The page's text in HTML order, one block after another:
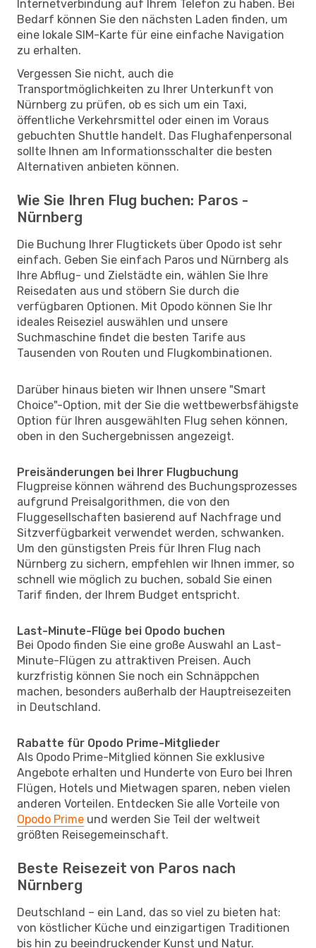
Internetverbindung auf Ihrem Telefon zu haben. Bei
Bedarf können Sie den nächsten Laden finden, um
eine lokale SIM-Karte für eine einfache Navigation
zu erhalten.
Vergessen Sie nicht, auch die
Transportmöglichkeiten zu Ihrer Unterkunft von
Nürnberg zu prüfen, ob es sich um ein Taxi,
öffentliche Verkehrsmittel oder einen im Voraus
gebuchten Shuttle handelt. Das Flughafenpersonal
sollte Ihnen am Informationsschalter die besten
Alternativen anbieten können.
Wie Sie Ihren Flug buchen: Paros -
Nürnberg
Die Buchung Ihrer Flugtickets über Opodo ist sehr
einfach. Geben Sie einfach Paros und Nürnberg als
Ihre Abflug- und Zielstädte ein, wählen Sie Ihre
Reisedaten aus und stöbern Sie durch die
verfügbaren Optionen. Mit Opodo können Sie Ihr
ideales Reiseziel auswählen und unsere
Suchmaschine findet die besten Tarife aus
Tausenden von Routen und Flugkombinationen.
Darüber hinaus bieten wir Ihnen unsere "Smart
Choice"-Option, mit der Sie die wettbewerbsfähigste
Option für Ihren ausgewählten Flug sehen können,
oben in den Suchergebnissen angezeigt.
Preisänderungen bei Ihrer Flugbuchung
Flugpreise können während des Buchungsprozesses
aufgrund Preisalgorithmen, die von den
Fluggesellschaften basierend auf Nachfrage und
Sitzverfügbarkeit verwendet werden, schwanken.
Um den günstigsten Preis für Ihren Flug nach
Nürnberg zu sichern, empfehlen wir Ihnen immer, so
schnell wie möglich zu buchen, sobald Sie einen
Tarif finden, der Ihrem Budget entspricht.
Last-Minute-Flüge bei Opodo buchen
Bei Opodo finden Sie eine große Auswahl an Last-
Minute-Flügen zu attraktiven Preisen. Auch
kurzfristig können Sie noch ein Schnäppchen
machen, besonders außerhalb der Hauptreisezeiten
in Deutschland.
Rabatte für Opodo Prime-Mitglieder
Als Opodo Prime-Mitglied können Sie exklusive
Angebote erhalten und Hunderte von Euro bei Ihren
Flügen, Hotels und Mietwagen sparen, neben vielen
anderen Vorteilen. Entdecken Sie alle Vorteile von
Opodo Prime und werden Sie Teil der weltweit
größten Reisegemeinschaft.
Beste Reisezeit von Paros nach
Nürnberg
Deutschland – ein Land, das so viel zu bieten hat:
von köstlicher Küche und einzigartigen Traditionen
bis hin zu beeindruckender Kunst und Natur.